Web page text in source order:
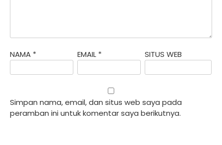
NAMA * EMAIL * SITUS WEB
Simpan nama, email, dan situs web saya pada
peramban ini untuk komentar saya berikutnya.